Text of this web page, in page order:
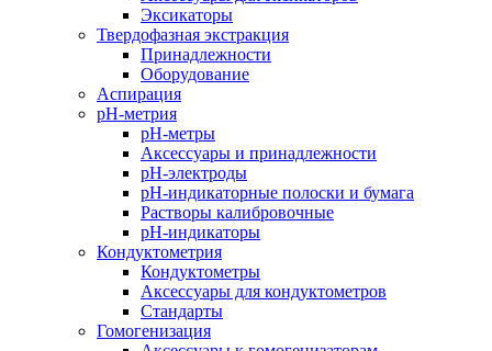
Эксикаторы
Твердофазная экстракция
Принадлежности
Оборудование
Аспирация
pH-метрия
pH-метры
Аксессуары и принадлежности
pH-электроды
pH-индикаторные полоски и бумага
Растворы калибровочные
pH-индикаторы
Кондуктометрия
Кондуктометры
Аксессуары для кондуктометров
Стандарты
Гомогенизация